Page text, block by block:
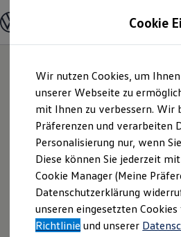
Hauptinhalt
springen
Footer
springen
Modelle und Konfigurator
Modelle vergleichen
Elektroautos
ENERGY Sondermodelle
Nutzfahrzeuge
SUV und CUV
Familienautos
Kombis
Kompaktwagen
Sportwagen
Schnell verfügbare Fahrzeuge
Angebote und Produkte
Aktuelle Angebote
E-Auto-Förderung
Volkswagen Marktplatz
Cookie
Wir nutzen Cookies, um
unserer Webseite zu
mit Ihnen zu verbessern. Wir
Präferenzen und verarbeiten
Personalisierung nur, wenn
Diese können Sie jederzeit
Cookie Manager (Meine
Datenschutzerklärung
unseren eingesetzten
Richtlinie und unserer